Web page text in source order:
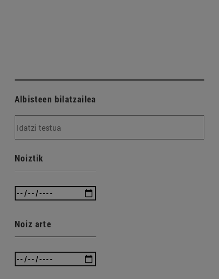
Albisteen bilatzailea
Noiztik
Noiz arte